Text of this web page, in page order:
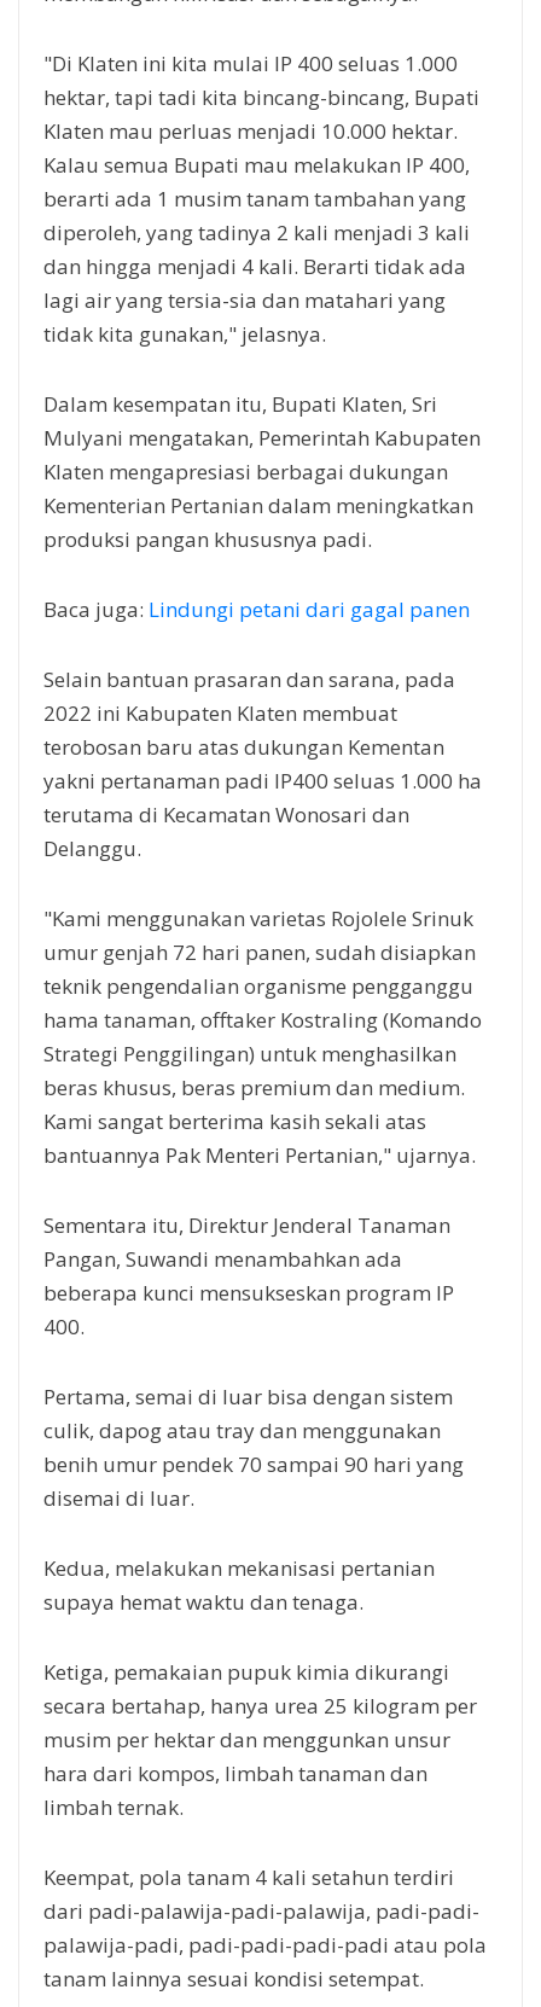
"Di Klaten ini kita mulai IP 400 seluas 1.000
hektar, tapi tadi kita bincang-bincang, Bupati
Klaten mau perluas menjadi 10.000 hektar.
Kalau semua Bupati mau melakukan IP 400,
berarti ada 1 musim tanam tambahan yang
diperoleh, yang tadinya 2 kali menjadi 3 kali
dan hingga menjadi 4 kali. Berarti tidak ada
lagi air yang tersia-sia dan matahari yang
tidak kita gunakan," jelasnya.
Dalam kesempatan itu, Bupati Klaten, Sri
Mulyani mengatakan, Pemerintah Kabupaten
Klaten mengapresiasi berbagai dukungan
Kementerian Pertanian dalam meningkatkan
produksi pangan khususnya padi.
Baca juga: Lindungi petani dari gagal panen
Selain bantuan prasaran dan sarana, pada
2022 ini Kabupaten Klaten membuat
terobosan baru atas dukungan Kementan
yakni pertanaman padi IP400 seluas 1.000 ha
terutama di Kecamatan Wonosari dan
Delanggu.
"Kami menggunakan varietas Rojolele Srinuk
umur genjah 72 hari panen, sudah disiapkan
teknik pengendalian organisme pengganggu
hama tanaman, offtaker Kostraling (Komando
Strategi Penggilingan) untuk menghasilkan
beras khusus, beras premium dan medium.
Kami sangat berterima kasih sekali atas
bantuannya Pak Menteri Pertanian," ujarnya.
Sementara itu, Direktur Jenderal Tanaman
Pangan, Suwandi menambahkan ada
beberapa kunci mensukseskan program IP
400.
Pertama, semai di luar bisa dengan sistem
culik, dapog atau tray dan menggunakan
benih umur pendek 70 sampai 90 hari yang
disemai di luar.
Kedua, melakukan mekanisasi pertanian
supaya hemat waktu dan tenaga.
Ketiga, pemakaian pupuk kimia dikurangi
secara bertahap, hanya urea 25 kilogram per
musim per hektar dan menggunkan unsur
hara dari kompos, limbah tanaman dan
limbah ternak.
Keempat, pola tanam 4 kali setahun terdiri
dari padi-palawija-padi-palawija, padi-padi-
palawija-padi, padi-padi-padi-padi atau pola
tanam lainnya sesuai kondisi setempat.